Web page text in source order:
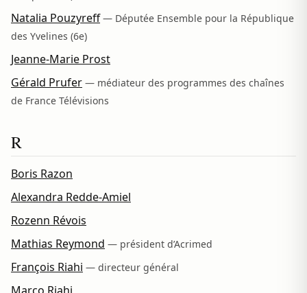
Natalia Pouzyreff — Députée Ensemble pour la République
des Yvelines (6e)
Jeanne-Marie Prost
Gérald Prufer — médiateur des programmes des chaînes
de France Télévisions
R
Boris Razon
Alexandra Redde-Amiel
Rozenn Révois
Mathias Reymond — président d’Acrimed
François Riahi — directeur général